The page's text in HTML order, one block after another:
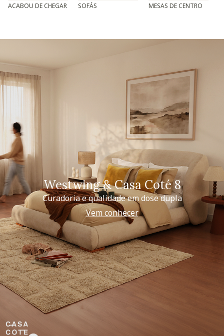
ACABOU DE CHEGAR SOFÁS MESAS DE CENTRO
Westwing & Casa Coté 8
Curadoria e qualidade em dose dupla
Vem conhecer